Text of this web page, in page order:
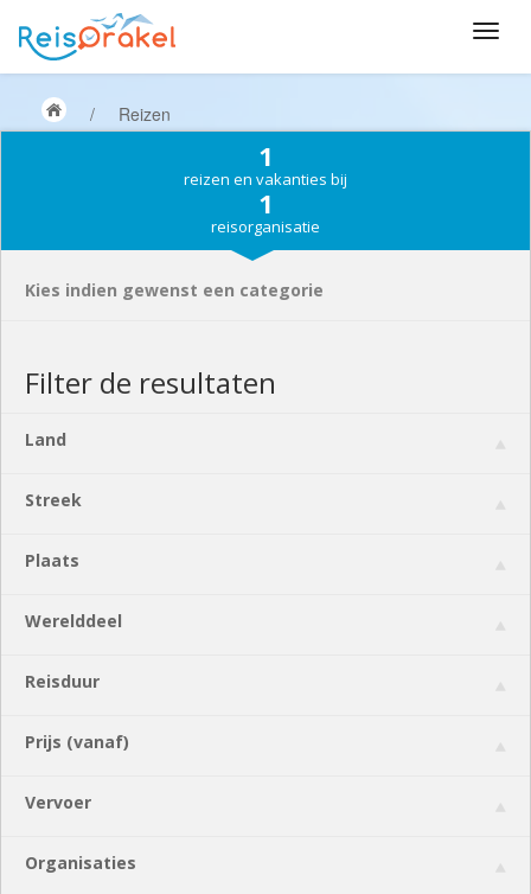
/ Reizen
1
reizen en vakanties bij
1
reisorganisatie
Kies indien gewenst een categorie
Filter de resultaten
Land
Streek
Plaats
Werelddeel
Reisduur
Prijs (vanaf)
Vervoer
Organisaties